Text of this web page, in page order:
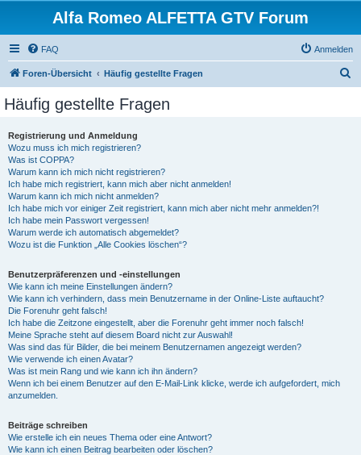
Alfa Romeo ALFETTA GTV Forum
FAQ Anmelden
Foren-Übersicht Häufig gestellte Fragen
Häufig gestellte Fragen
Registrierung und Anmeldung
Wozu muss ich mich registrieren?
Was ist COPPA?
Warum kann ich mich nicht registrieren?
Ich habe mich registriert, kann mich aber nicht anmelden!
Warum kann ich mich nicht anmelden?
Ich habe mich vor einiger Zeit registriert, kann mich aber nicht mehr anmelden?!
Ich habe mein Passwort vergessen!
Warum werde ich automatisch abgemeldet?
Wozu ist die Funktion „Alle Cookies löschen“?
Benutzerpräferenzen und -einstellungen
Wie kann ich meine Einstellungen ändern?
Wie kann ich verhindern, dass mein Benutzername in der Online-Liste auftaucht?
Die Forenuhr geht falsch!
Ich habe die Zeitzone eingestellt, aber die Forenuhr geht immer noch falsch!
Meine Sprache steht auf diesem Board nicht zur Auswahl!
Was sind das für Bilder, die bei meinem Benutzernamen angezeigt werden?
Wie verwende ich einen Avatar?
Was ist mein Rang und wie kann ich ihn ändern?
Wenn ich bei einem Benutzer auf den E-Mail-Link klicke, werde ich aufgefordert, mich
anzumelden.
Beiträge schreiben
Wie erstelle ich ein neues Thema oder eine Antwort?
Wie kann ich einen Beitrag bearbeiten oder löschen?